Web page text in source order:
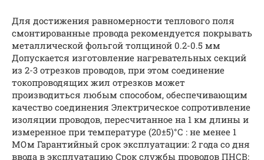
Для достижения равномерности теплового поля
смонтированные провода рекомендуется покрывать
металлической фольгой толщиной 0.2-0.5 мм
Допускается изготовление нагревательных секций
из 2-3 отрезков проводов, при этом соединение
токопроводящих жил отрезков может
производиться любым способом, обеспечивающим
качество соединения Электрическое сопротивление
изоляции проводов, пересчитанное на 1 км длины и
измеренное при температуре (20±5)°С : не менее 1
МОм Гарантийный срок эксплуатации: 2 года со дня
ввода в эксплуатацию Срок службы проводов ПНСВ: